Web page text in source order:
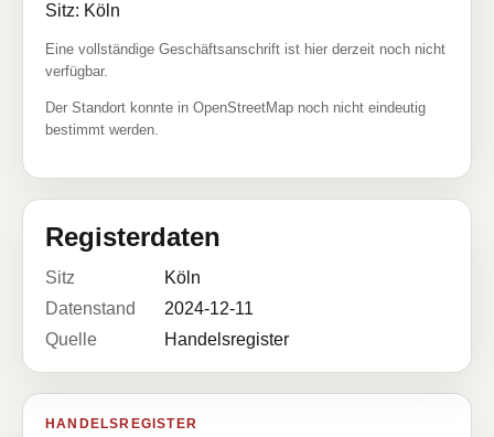
Sitz: Köln
Eine vollständige Geschäftsanschrift ist hier derzeit noch nicht
verfügbar.
Der Standort konnte in OpenStreetMap noch nicht eindeutig
bestimmt werden.
Registerdaten
Sitz
Köln
Datenstand
2024-12-11
Quelle
Handelsregister
HANDELSREGISTER